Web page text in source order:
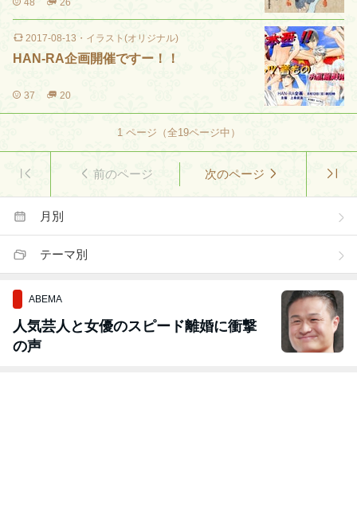
48 26
2017-08-13 ・ イラスト(オリジナル)
HAN-RA企画開催ですー！！
37 20
1ページ（全19ページ中）
前のページ 次のページ
月別
テーマ別
ABEMA
人気芸人と女優のスピード離婚に衝撃
の声